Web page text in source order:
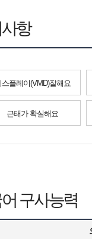
항
스플레이(VMD)잘해요
근태가 확실해요
구사능력